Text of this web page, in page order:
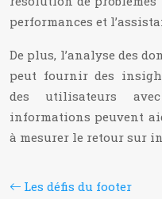
performances et
De plus, l’analyse des
peut fournir des
des utilisateurs
informations peuvent
à mesurer le retour sur
Les défis du footer